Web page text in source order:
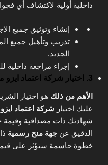
داخلية أولية لاكتشاف أي
إنشاء وتوثيق جميع
تدريب وتأهيل جميع
الجديد.
إجراء مراجعة داخلية
3. اختيار شركة اعتماد ايزو موثوقة
الأهم من ذلك هو اختيار
عليك اختيار شركة اعتماد ايزو
شهادتك ذات مصداقية وقيمة
الدقيق عن جهة منح رسمية
خطوة حاسمة ستؤثر على